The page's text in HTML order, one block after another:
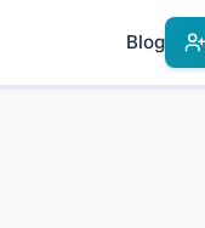
Blog